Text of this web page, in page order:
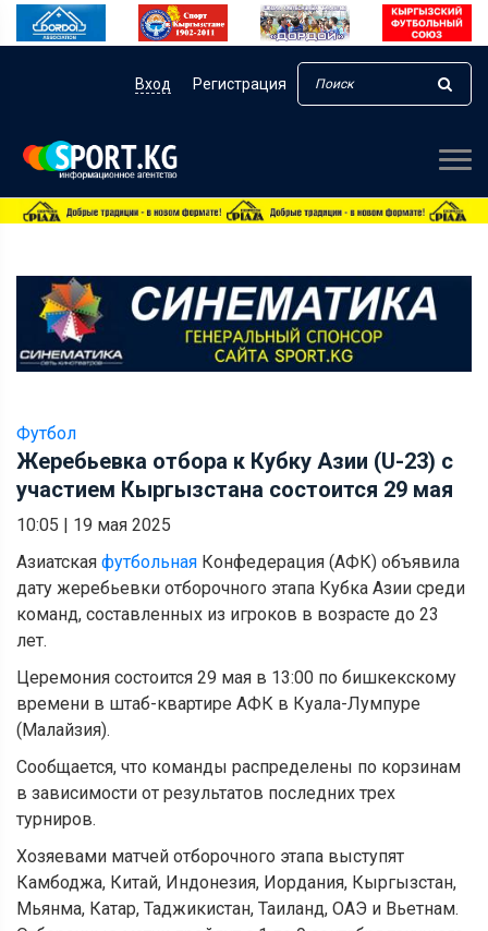
Вход Регистрация
Футбол
Жеребьевка отбора к Кубку Азии (U-23) с
участием Кыргызстана состоится 29 мая
10:05 | 19 мая 2025
Азиатская футбольная Конфедерация (АФК) объявила
дату жеребьевки отборочного этапа Кубка Азии среди
команд, составленных из игроков в возрасте до 23
лет.
Церемония состоится 29 мая в 13:00 по бишкекскому
времени в штаб-квартире АФК в Куала-Лумпуре
(Малайзия).
Сообщается, что команды распределены по корзинам
в зависимости от результатов последних трех
турниров.
Хозяевами матчей отборочного этапа выступят
Камбоджа, Китай, Индонезия, Иордания, Кыргызстан,
Мьянма, Катар, Таджикистан, Таиланд, ОАЭ и Вьетнам.